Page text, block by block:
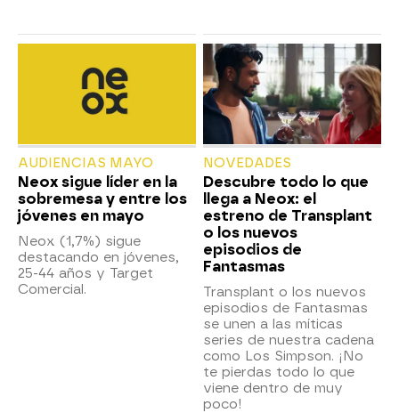
AUDIENCIAS MAYO
Neox sigue líder en la
sobremesa y entre los
jóvenes en mayo
Neox (1,7%) sigue
destacando en jóvenes,
25-44 años y Target
Comercial.
NOVEDADES
Descubre todo lo que
llega a Neox: el
estreno de Transplant
o los nuevos
episodios de
Fantasmas
Transplant o los nuevos
episodios de Fantasmas
se unen a las míticas
series de nuestra cadena
como Los Simpson. ¡No
te pierdas todo lo que
viene dentro de muy
poco!